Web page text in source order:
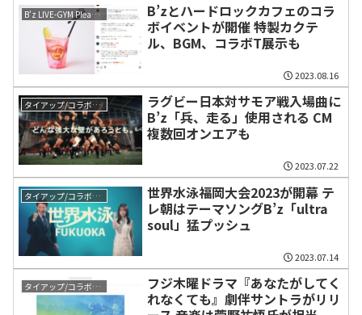
B'z LIVE-GYM Pleasure 2023 -STARS-
B’zとハードロックカフェのコラ
ボイベントが開催 特製カクテ
ル、BGM、コラボT展示も
2023.08.16
タイアップ/コラボレーション
ラグビー日本対サモア戦入場曲に
B’z「兵、走る」使用される CM
複数回オンエアも
2023.07.22
タイアップ/コラボレーション
世界水泳福岡大会2023が開幕 テ
レ朝はテーマソングB’z「ultra
soul」猛プッシュ
2023.07.14
タイアップ/コラボレーション
フジ木曜ドラマ『あなたがしてく
れなくても』劇伴サントラがリリ